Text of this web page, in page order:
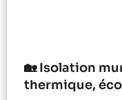
🏡 Isolation
thermique,